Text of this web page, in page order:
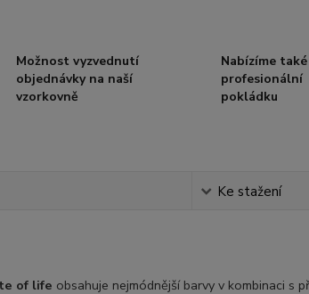
Možnost vyzvednutí
objednávky na naší
vzorkovně
Nabízíme také
profesionální
pokládku
Ke stažení
of life obsahuje nejmódnější barvy v kombinaci s